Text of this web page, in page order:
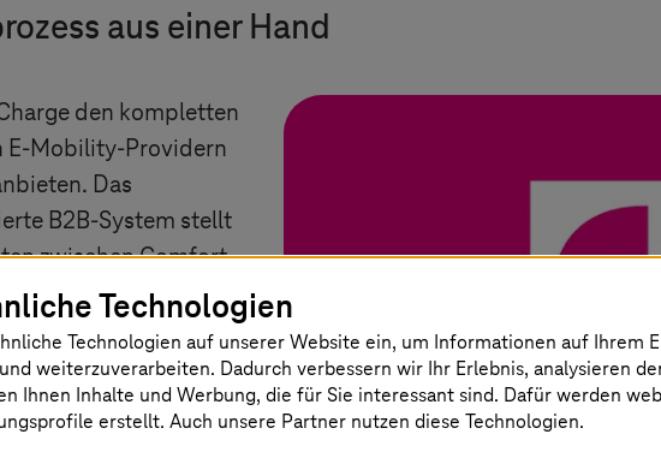
aus einer Hand
den kompletten
E-Mobility-Providern
Das
B2B-System stellt
zwischen Comfort
Providern sicher –
der teils recht
der kooperierenden
Charge kann
für
Technologien
Technologien auf unserer Website ein, um Informationen auf Ihrem
weiterzuverarbeiten. Dadurch verbessern wir Ihr Erlebnis, analysieren
Ihnen Inhalte und Werbung, die für Sie interessant sind. Dafür werden
erstellt. Auch unsere Partner nutzen diese Technologien.